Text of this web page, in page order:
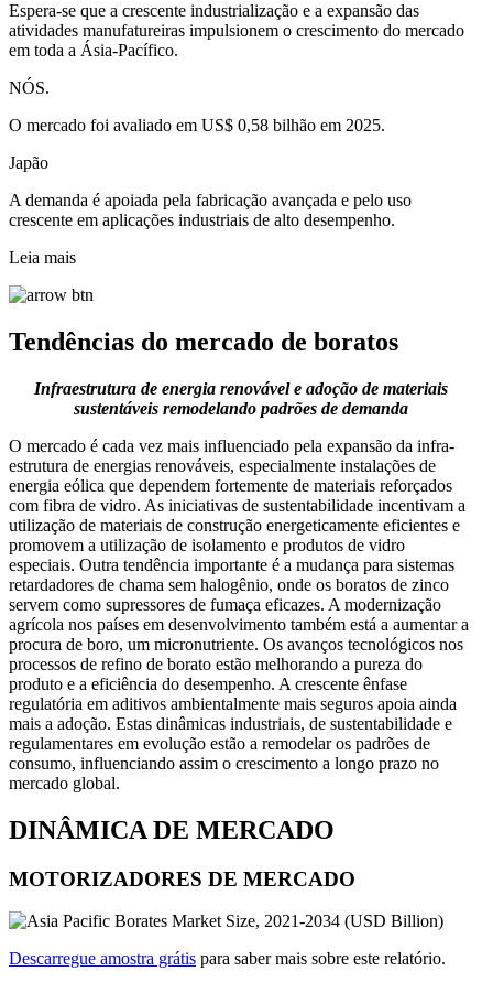
Espera-se que a crescente industrialização e a expansão das
atividades manufatureiras impulsionem o crescimento do mercado
em toda a Ásia-Pacífico.
NÓS.
O mercado foi avaliado em US$ 0,58 bilhão em 2025.
Japão
A demanda é apoiada pela fabricação avançada e pelo uso
crescente em aplicações industriais de alto desempenho.
Leia mais
Tendências do mercado de boratos
Infraestrutura de energia renovável e adoção de materiais
sustentáveis ​​remodelando padrões de demanda
O mercado é cada vez mais influenciado pela expansão da infra-
estrutura de energias renováveis, especialmente instalações de
energia eólica que dependem fortemente de materiais reforçados
com fibra de vidro. As iniciativas de sustentabilidade incentivam a
utilização de materiais de construção energeticamente eficientes e
promovem a utilização de isolamento e produtos de vidro
especiais. Outra tendência importante é a mudança para sistemas
retardadores de chama sem halogênio, onde os boratos de zinco
servem como supressores de fumaça eficazes. A modernização
agrícola nos países em desenvolvimento também está a aumentar a
procura de boro, um micronutriente. Os avanços tecnológicos nos
processos de refino de borato estão melhorando a pureza do
produto e a eficiência do desempenho. A crescente ênfase
regulatória em aditivos ambientalmente mais seguros apoia ainda
mais a adoção. Estas dinâmicas industriais, de sustentabilidade e
regulamentares em evolução estão a remodelar os padrões de
consumo, influenciando assim o crescimento a longo prazo no
mercado global.
DINÂMICA DE MERCADO
MOTORIZADORES DE MERCADO
Descarregue amostra grátis para saber mais sobre este relatório.